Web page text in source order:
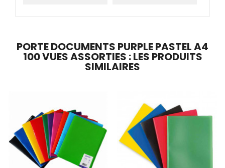
PORTE DOCUMENTS PURPLE PASTEL A4
100 VUES ASSORTIES : LES PRODUITS
SIMILAIRES